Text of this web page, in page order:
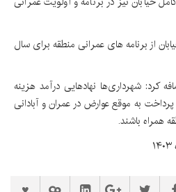
از برنامه های عمرانی منطقه برای سال
اضافه کرد: شهرداری‌ها نهادهایی درآمد هزینه
به موقع عوارض در عمران و آبادانی
همراه باشند.